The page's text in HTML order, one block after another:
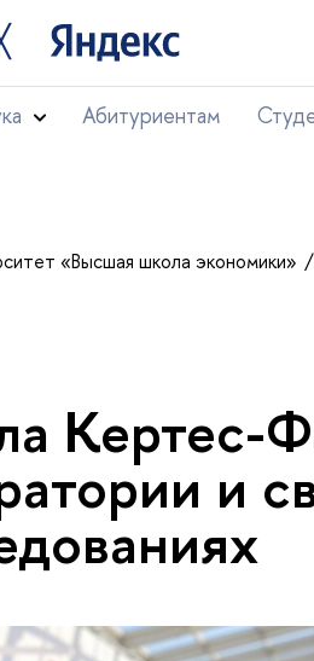
Абитуриентам
«Высшая школа экономики»
Кертес-
и